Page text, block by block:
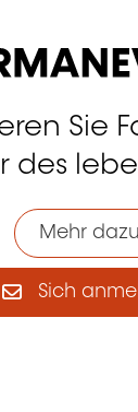
Sie
des
Mehr dazu
Sich